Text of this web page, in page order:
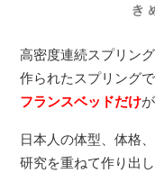
高密度連続スプリング
作られたスプリング
フランスベッドだけ
日本人の体型、体格
研究を重ねて作り出